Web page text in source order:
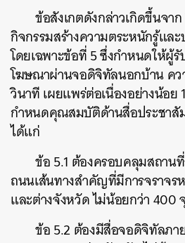
ข้อสังเกตดังกล่าวเกิดขึ้นจา
กิจกรรมสร้างความตระหนักรู้แล
โดยเฉพาะข้อที่ 5 ซึ่งกำหนดให้ผู้
โฆษณาผ่านจอดิจิทัลนอกบ้าน คว
วินาที เผยแพร่ต่อเนื่องอย่างน้อย
กำหนดคุณสมบัติด้านสื่อประชาสั
ได้แก่
ข้อ 5.1 ต้องครอบคลุมสถา
ถนนเส้นทางสำคัญที่มีการจราจร
และต่างจังหวัด ไม่น้อยกว่า 400
ข้อ 5.2 ต้องมีสื่อจอดิจิทัลภา